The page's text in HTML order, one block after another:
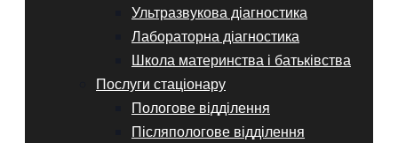
Ультразвукова діагностика
Лабораторна діагностика
Школа материнства і батьківства
Послуги стаціонару
Пологове відділення
Післяпологове відділення